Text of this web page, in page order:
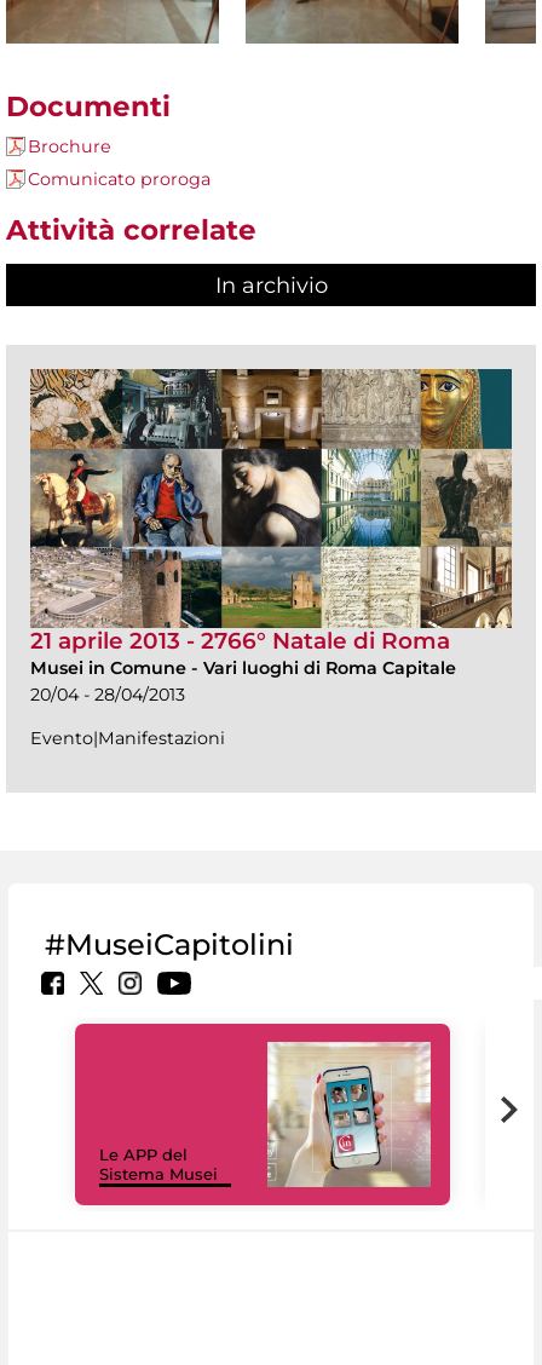
Documenti
Brochure
Comunicato proroga
Attività correlate
In archivio
21 aprile 2013 - 2766° Natale di Roma
Musei in Comune - Vari luoghi di Roma Capitale
20/04 - 28/04/2013
Evento|Manifestazioni
#MuseiCapitolini
Le APP del
Sistema Musei